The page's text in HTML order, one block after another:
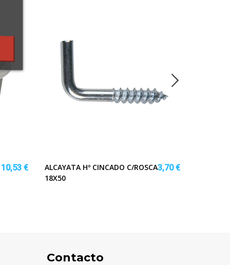
10,53 €
ALCAYATA Hº CINCADO C/ROSCA
18X50
3,70 €
Contacto